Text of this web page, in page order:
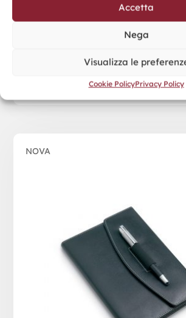
Accetta
Nega
Visualizza le
Cookie PolicyPrivacy Policy
NOVA